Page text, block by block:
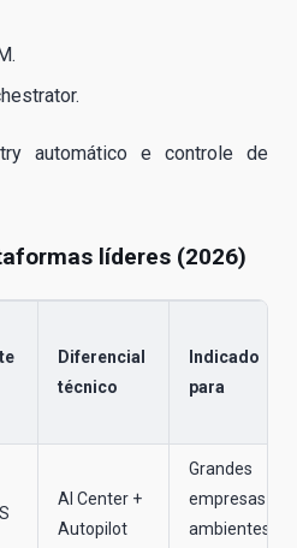
automático e controle de
líderes (2026)
Diferencial
técnico
Indicado
para
AI Center +
Autopilot
Grandes
empresas e
ambientes